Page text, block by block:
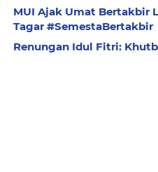
MUI Ajak Umat Bertakbir
Tagar #SemestaBertakbir
Renungan Idul Fitri: